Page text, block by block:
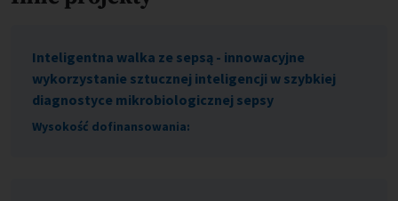
Inteligentna walka ze sepsą - innowacyjne
wykorzystanie sztucznej inteligencji w szybkiej
diagnostyce mikrobiologicznej sepsy
Wysokość dofinansowania: